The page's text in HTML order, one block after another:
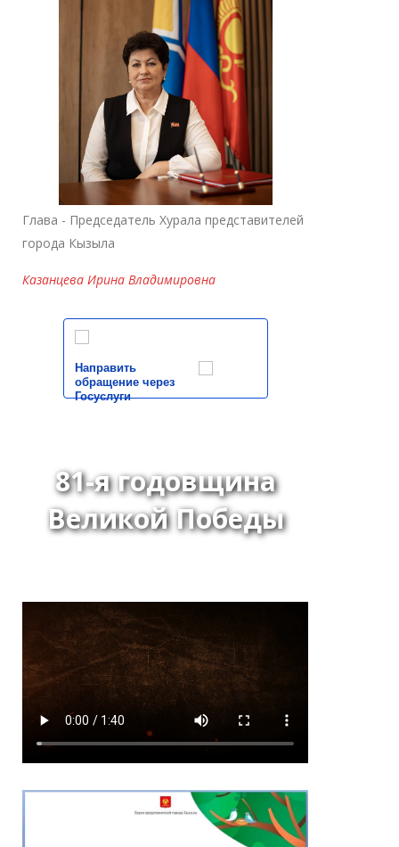
Глава - Председатель Хурала представителей
города Кызыла
Казанцева Ирина Владимировна
Направить
обращение через
Госуслуги
81-я годовщина
Великой Победы